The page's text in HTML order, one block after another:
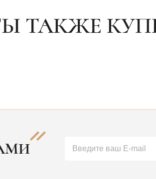
ТАКЖЕ